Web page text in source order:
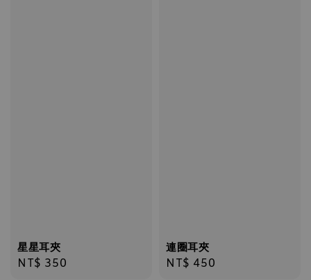
星星耳夾
Regular
NT$ 350
連圈耳夾
Regular
NT$ 450